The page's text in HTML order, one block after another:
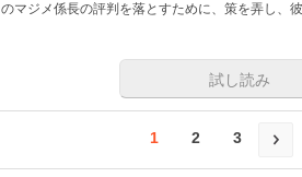
のマジメ係長の評判を落とすために、策を弄し、
試し読み
1 2 3